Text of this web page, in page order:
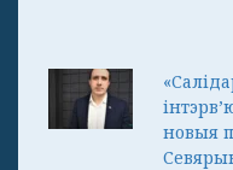
новыя